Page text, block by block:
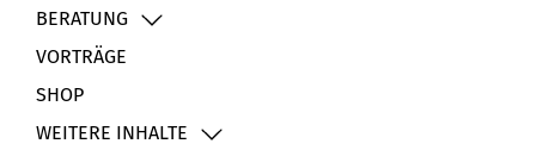
BERATUNG
VORTRÄGE
SHOP
WEITERE INHALTE